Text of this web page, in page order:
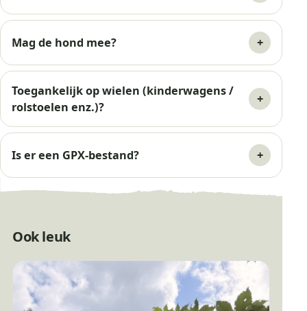
Mag de hond mee?
Toegankelijk op wielen (kinderwagens /
rolstoelen enz.)?
Is er een GPX-bestand?
Ook leuk